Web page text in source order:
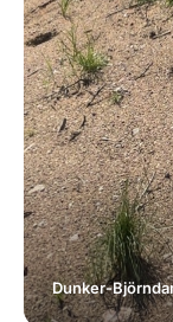
Dunker-